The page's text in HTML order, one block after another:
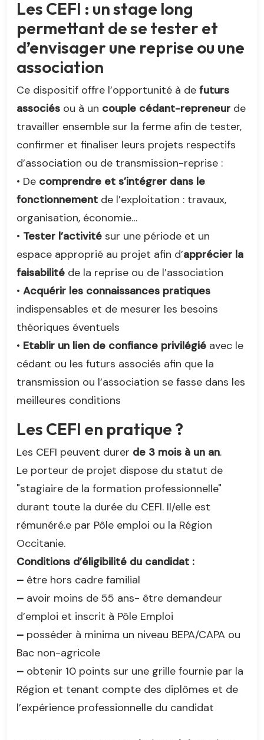
Les CEFI : un stage long
permettant de se tester et
d’envisager une reprise ou une
association
Ce dispositif offre l’opportunité à de futurs
associés ou à un couple cédant-repreneur de
travailler ensemble sur la ferme afin de tester,
confirmer et finaliser leurs projets respectifs
d’association ou de transmission-reprise :
• De comprendre et s’intégrer dans le
fonctionnement de l’exploitation : travaux,
organisation, économie…
• Tester l’activité sur une période et un
espace approprié au projet afin d’apprécier la
faisabilité de la reprise ou de l’association
• Acquérir les connaissances pratiques
indispensables et de mesurer les besoins
théoriques éventuels
• Etablir un lien de confiance privilégié avec le
cédant ou les futurs associés afin que la
transmission ou l’association se fasse dans les
meilleures conditions
Les CEFI en pratique ?
Les CEFI peuvent durer de 3 mois à un an.
Le porteur de projet dispose du statut de
"stagiaire de la formation professionnelle"
durant toute la durée du CEFI. Il/elle est
rémunéré.e par Pôle emploi ou la Région
Occitanie.
Conditions d’éligibilité du candidat :
– être hors cadre familial
– avoir moins de 55 ans- être demandeur
d’emploi et inscrit à Pôle Emploi
– posséder à minima un niveau BEPA/CAPA ou
Bac non-agricole
– obtenir 10 points sur une grille fournie par la
Région et tenant compte des diplômes et de
l’expérience professionnelle du candidat